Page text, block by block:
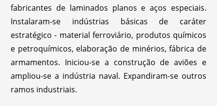
fabricantes de laminados planos e aços especiais.
Instalaram-se indústrias básicas de caráter
estratégico - material ferroviário, produtos químicos
e petroquímicos, elaboração de minérios, fábrica de
armamentos. Iniciou-se a construção de aviões e
ampliou-se a indústria naval. Expandiram-se outros
ramos industriais.